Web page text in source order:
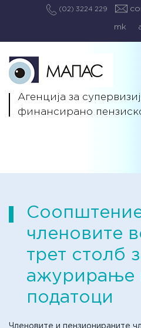
(02) 3224 229
mk
Агенција за
финансирано
членовите
трет столб
ажурирање
податоци
Членовите и пензионираните